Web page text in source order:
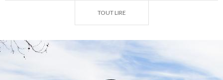
utilisés, depuis le XVIIIe siècle, pour l’accumulation
de plaques de glace détachées du lac et la
conservation du poisson.
TOUT LIRE